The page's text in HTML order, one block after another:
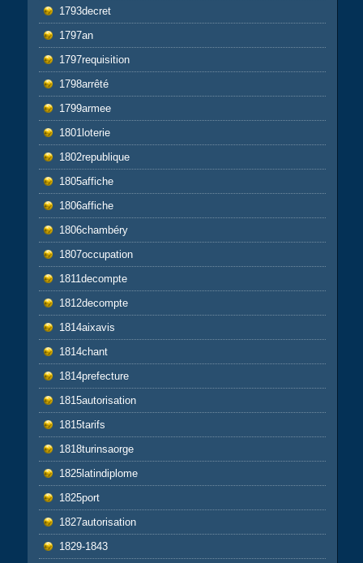
1793decret
1797an
1797requisition
1798arrêté
1799armee
1801loterie
1802republique
1805affiche
1806affiche
1806chambéry
1807occupation
1811decompte
1812decompte
1814aixavis
1814chant
1814prefecture
1815autorisation
1815tarifs
1818turinsaorge
1825latindiplome
1825port
1827autorisation
1829-1843